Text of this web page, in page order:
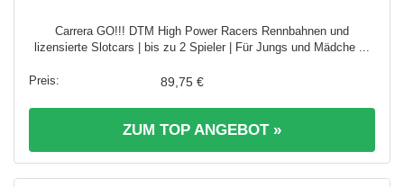
Carrera GO!!! DTM High Power Racers Rennbahnen und
lizensierte Slotcars | bis zu 2 Spieler | Für Jungs und Mädche ...
89,75 €
ZUM TOP ANGEBOT »